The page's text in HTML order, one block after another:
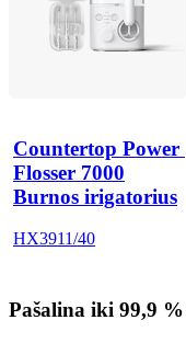
Countertop Power
Flosser 7000
Burnos irigatorius
HX3911/40
Pašalina iki 99,9 %